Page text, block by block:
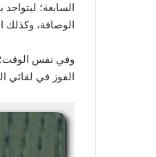
السابعة؛
الوصافة، وكذلك
وفي نفس الوقت؛
الفوز في لقائي